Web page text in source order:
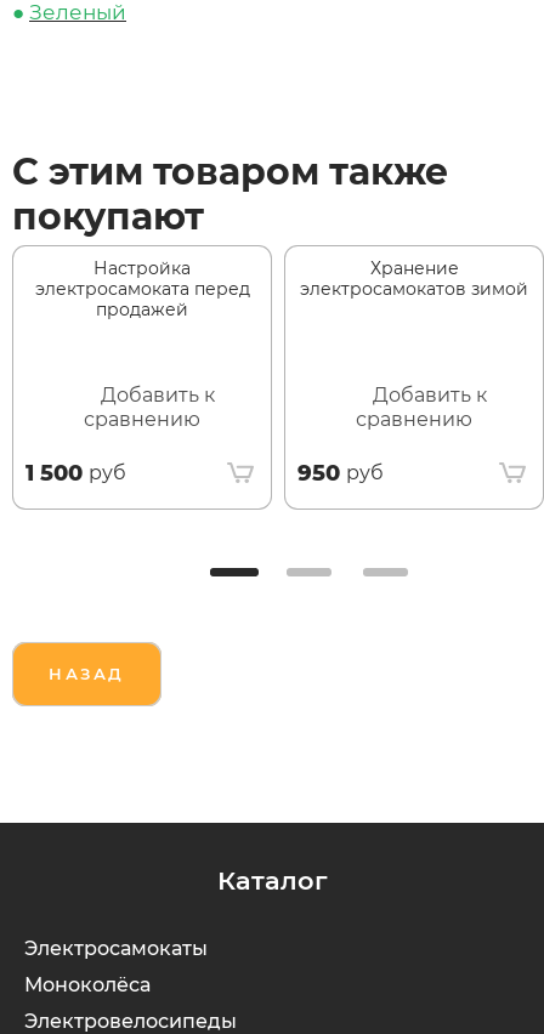
● Зеленый
С этим товаром также
покупают
Настройка
электросамоката перед
продажей
Добавить к
сравнению
1 500 руб
Хранение
электросамокатов зимой
Добавить к
сравнению
950 руб
НАЗАД
Каталог
Электросамокаты
Моноколёса
Электровелосипеды